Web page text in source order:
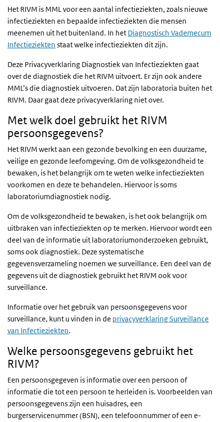
Het RIVM is MML voor een aantal infectieziekten, zoals nieuwe
infectieziekten en bepaalde infectieziekten die mensen
meenemen uit het buitenland. In het Diagnostisch Vademecum
Infectieziekten staat welke infectieziekten dit zijn.
Deze Privacyverklaring Diagnostiek van Infectieziekten gaat
over de diagnostiek die het RIVM uitvoert. Er zijn ook andere
MML’s die diagnostiek uitvoeren. Dat zijn laboratoria buiten het
RIVM. Daar gaat deze privacyverklaring niet over.
Met welk doel gebruikt het RIVM
persoonsgegevens?
Het RIVM werkt aan een gezonde bevolking en een duurzame,
veilige en gezonde leefomgeving. Om de volksgezondheid te
bewaken, is het belangrijk om te weten welke infectieziekten
voorkomen en deze te behandelen. Hiervoor is soms
laboratoriumdiagnostiek nodig.
Om de volksgezondheid te bewaken, is het ook belangrijk om
uitbraken van infectieziekten op te merken. Hiervoor wordt een
deel van de informatie uit laboratoriumonderzoeken gebruikt,
soms ook diagnostiek. Deze systematische
gegevensverzameling noemen we surveillance. Een deel van de
gegevens uit de diagnostiek gebruikt het RIVM ook voor
surveillance.
Informatie over het gebruik van persoonsgegevens voor
surveillance, kunt u vinden in de privacyverklaring Surveillance
van Infectieziekten.
Welke persoonsgegevens gebruikt het
RIVM?
Een persoonsgegeven is informatie over een persoon of
informatie die tot een persoon te herleiden is. Voorbeelden van
persoonsgegevens zijn een huisadres, een
burgerservicenummer (BSN), een telefoonnummer of een e-